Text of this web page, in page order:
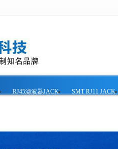
RJ45滤波器JACK SMT RJ11 JACK